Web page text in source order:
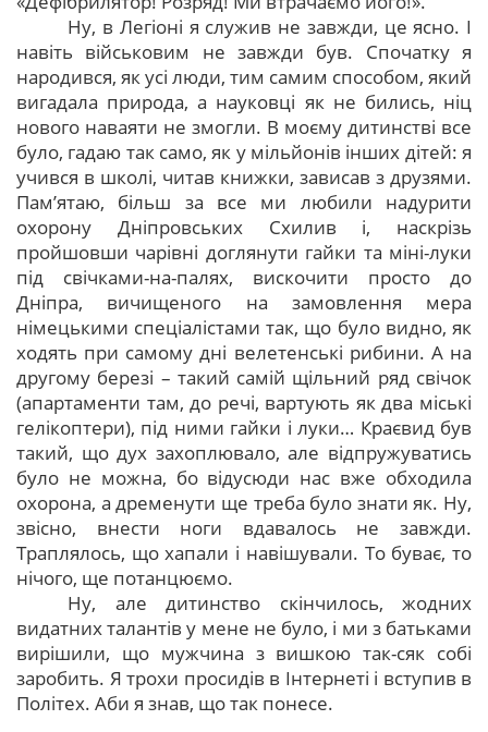
Ну, в Легіоні я служив не завжди, це ясно. І
навіть військовим не завжди був. Спочатку я
народився, як усі люди, тим самим способом, який
вигадала природа, а науковці як не бились, ніц
нового наваяти не змогли. В моєму дитинстві все
було, гадаю так само, як у мільйонів інших дітей: я
учився в школі, читав книжки, зависав з друзями.
Пам’ятаю, більш за все ми любили надурити
охорону Дніпровських Схилив і, наскрізь
пройшовши чарівні доглянути гайки та міні-луки
під свічками-на-палях, вискочити просто до
Дніпра, вичищеного на замовлення мера
німецькими спеціалістами так, що було видно, як
ходять при самому дні велетенські рибини. А на
другому березі – такий самій щільний ряд свічок
(апартаменти там, до речі, вартують як два міські
гелікоптери), під ними гайки і луки… Краєвид був
такий, що дух захоплювало, але відпружуватись
було не можна, бо відусюди нас вже обходила
охорона, а дременути ще треба було знати як. Ну,
звісно, внести ноги вдавалось не завжди.
Траплялось, що хапали і навішували. То буває, то
нічого, ще потанцюємо.
Ну, але дитинство скінчилось, жодних
видатних талантів у мене не було, і ми з батьками
вирішили, що мужчина з вишкою так-сяк собі
заробить. Я трохи просидів в Інтернеті і вступив в
Політех. Аби я знав, що так понесе.